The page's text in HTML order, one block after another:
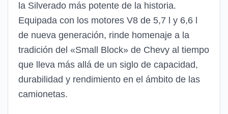
la Silverado más potente de la historia.
Equipada con los motores V8 de 5,7 l y 6,6 l
de nueva generación, rinde homenaje a la
tradición del «Small Block» de Chevy al tiempo
que lleva más allá de un siglo de capacidad,
durabilidad y rendimiento en el ámbito de las
camionetas.